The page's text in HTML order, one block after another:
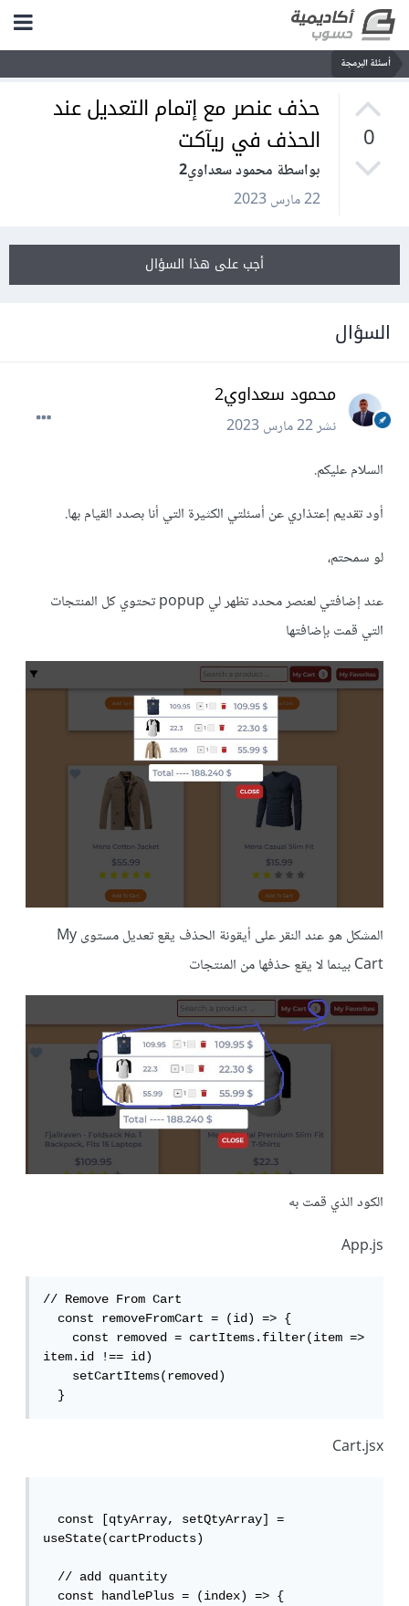
أسئلة البرمجة
0
حذف عنصر مع إتمام التعديل عند
الحذف في ريآكت
بواسطة محمود سعداوي2
22 مارس 2023
أجب على هذا السؤال
السؤال
محمود سعداوي2
نشر22 مارس 2023
السلام عليكم.
أود تقديم إعتذاري عن أسئلتي الكثيرة التي أنا بصدد القيام بها.
لو سمحتم،
عند إضافتي لعنصر محدد تظهر لي popup تحتوي كل المنتجات
التي قمت بإضافتها
المشكل هو عند النقر على أيقونة الحذف يقع تعديل مستوى My
Cart بينما لا يقع حذفها من المنتجات
الكود الذي قمت به
App.js
// Remove From Cart
  const removeFromCart = (id) => {
    const removed = cartItems.filter(item =>
item.id !== id)
    setCartItems(removed)
  }
Cart.jsx
  const [qtyArray, setQtyArray] =
useState(cartProducts)
  // add quantity
  const handlePlus = (index) => {